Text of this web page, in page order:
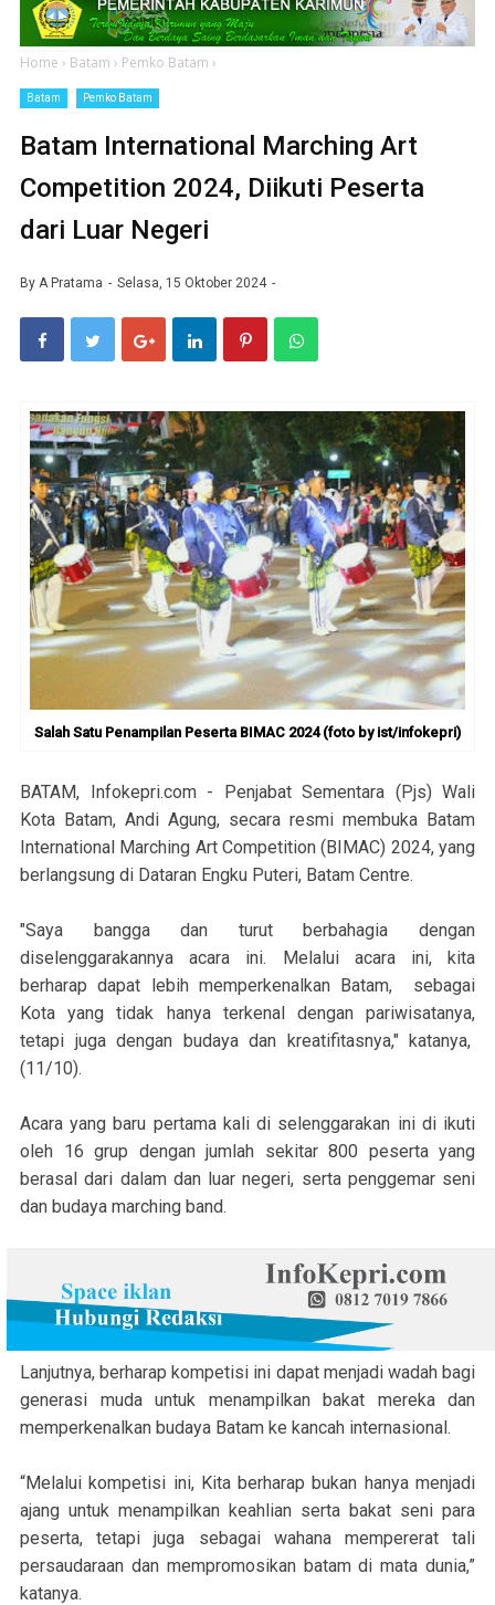
Home › Batam › Pemko Batam ›
Batam Pemko Batam
Batam International Marching Art
Competition 2024, Diikuti Peserta
dari Luar Negeri
By A Pratama Selasa, 15 Oktober 2024
Salah Satu Penampilan Peserta BIMAC 2024 (foto by ist/infokepri)
BATAM, Infokepri.com - Penjabat Sementara (Pjs) Wali
Kota Batam, Andi Agung, secara resmi membuka Batam
International Marching Art Competition (BIMAC) 2024, yang
berlangsung di Dataran Engku Puteri, Batam Centre.
"Saya bangga dan turut berbahagia dengan
diselenggarakannya acara ini. Melalui acara ini, kita
berharap dapat lebih memperkenalkan Batam, sebagai
Kota yang tidak hanya terkenal dengan pariwisatanya,
tetapi juga dengan budaya dan kreatifitasnya," katanya,
(11/10).
Acara yang baru pertama kali di selenggarakan ini di ikuti
oleh 16 grup dengan jumlah sekitar 800 peserta yang
berasal dari dalam dan luar negeri, serta penggemar seni
dan budaya marching band.
Lanjutnya, berharap kompetisi ini dapat menjadi wadah bagi
generasi muda untuk menampilkan bakat mereka dan
memperkenalkan budaya Batam ke kancah internasional.
“Melalui kompetisi ini, Kita berharap bukan hanya menjadi
ajang untuk menampilkan keahlian serta bakat seni para
peserta, tetapi juga sebagai wahana mempererat tali
persaudaraan dan mempromosikan batam di mata dunia,”
katanya.